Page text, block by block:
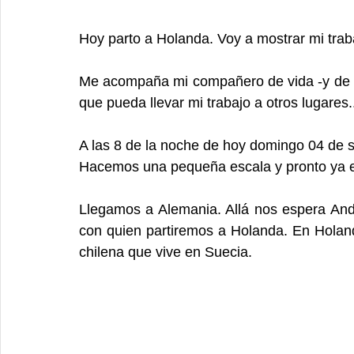
Hoy parto a Holanda. Voy a mostrar mi
Me acompaña mi compañero de vida -y
que pueda llevar mi trabajo a otros
A las 8 de la noche de hoy domingo 04 de
Hacemos una pequeña escala y pronto ya
Llegamos a Alemania. Allá nos espera
con quien partiremos a Holanda. En
chilena que vive en Suecia.